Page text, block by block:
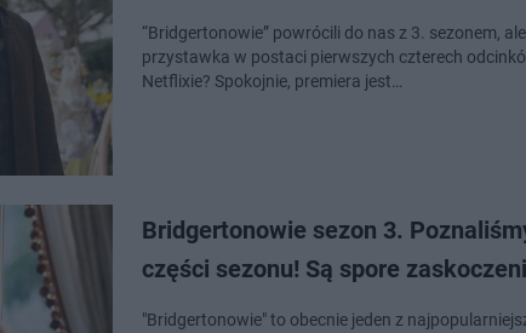
“Bridgertonowie” powrócili do nas z 3. sezonem,
przystawka w postaci pierwszych czterech
Netflixie? Spokojnie, premiera jest…
Bridgertonowie sezon 3.
części sezonu! Są spore
"Bridgertonowie" to obecnie jeden z